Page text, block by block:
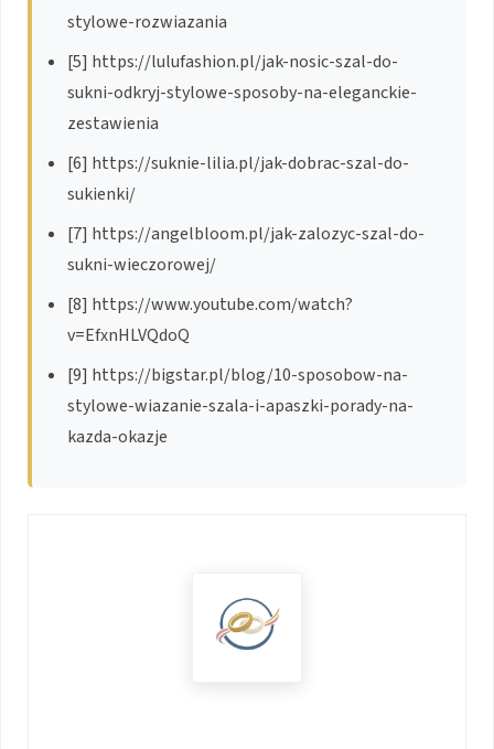
stylowe-rozwiazania
[5] https://lulufashion.pl/jak-nosic-szal-do-
sukni-odkryj-stylowe-sposoby-na-eleganckie-
zestawienia
[6] https://suknie-lilia.pl/jak-dobrac-szal-do-
sukienki/
[7] https://angelbloom.pl/jak-zalozyc-szal-do-
sukni-wieczorowej/
[8] https://www.youtube.com/watch?
v=EfxnHLVQdoQ
[9] https://bigstar.pl/blog/10-sposobow-na-
stylowe-wiazanie-szala-i-apaszki-porady-na-
kazda-okazje